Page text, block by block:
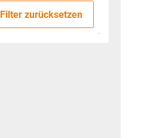
Filter zurücksetzen